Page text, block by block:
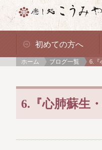
初めての方へ
ホーム ブログ一覧 6.『
6.『心肺蘇生